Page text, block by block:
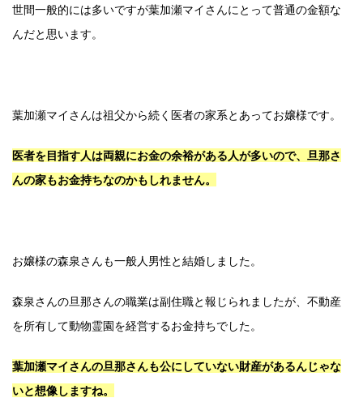
世間一般的には多いですが葉加瀬マイさんにとって普通の金額な
んだと思います。
葉加瀬マイさんは祖父から続く医者の家系とあってお嬢様です。
医者を目指す人は両親にお金の余裕がある人が多いので、旦那さ
んの家もお金持ちなのかもしれません。
お嬢様の森泉さんも一般人男性と結婚しました。
森泉さんの旦那さんの職業は副住職と報じられましたが、不動産
を所有して動物霊園を経営するお金持ちでした。
葉加瀬マイさんの旦那さんも公にしていない財産があるんじゃな
いと想像しますね。